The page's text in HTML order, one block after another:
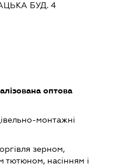
БУД. 4
оптова
монтажні
зерном,
тютюном, насінням і